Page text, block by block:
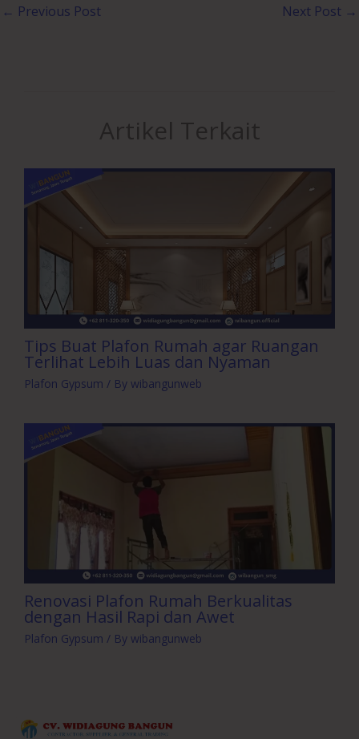
← Previous Post Next Post →
Artikel Terkait
Tips Buat Plafon Rumah agar Ruangan
Terlihat Lebih Luas dan Nyaman
Plafon Gypsum / By wibangunweb
Renovasi Plafon Rumah Berkualitas
dengan Hasil Rapi dan Awet
Plafon Gypsum / By wibangunweb